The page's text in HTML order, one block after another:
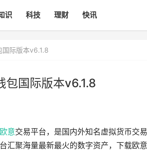
识 科技 理财 快讯
国际版本v6.1.8
包国际版本v6.1.8
欧意交易平台，是国内外知名虚拟货币交
汇聚海量最新最火的数字资产，下载欧